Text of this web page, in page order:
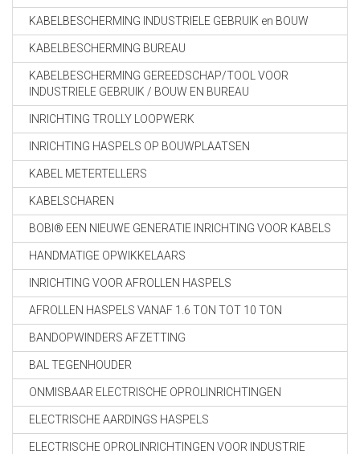
KABELBESCHERMING INDUSTRIELE GEBRUIK en BOUW
KABELBESCHERMING BUREAU
KABELBESCHERMING GEREEDSCHAP/TOOL VOOR
INDUSTRIELE GEBRUIK / BOUW EN BUREAU
INRICHTING TROLLY LOOPWERK
INRICHTING HASPELS OP BOUWPLAATSEN
KABEL METERTELLERS
KABELSCHAREN
BOBI® EEN NIEUWE GENERATIE INRICHTING VOOR KABELS
HANDMATIGE OPWIKKELAARS
INRICHTING VOOR AFROLLEN HASPELS
AFROLLEN HASPELS VANAF 1.6 TON TOT 10 TON
BANDOPWINDERS AFZETTING
BAL TEGENHOUDER
ONMISBAAR ELECTRISCHE OPROLINRICHTINGEN
ELECTRISCHE AARDINGS HASPELS
ELECTRISCHE OPROLINRICHTINGEN VOOR INDUSTRIE